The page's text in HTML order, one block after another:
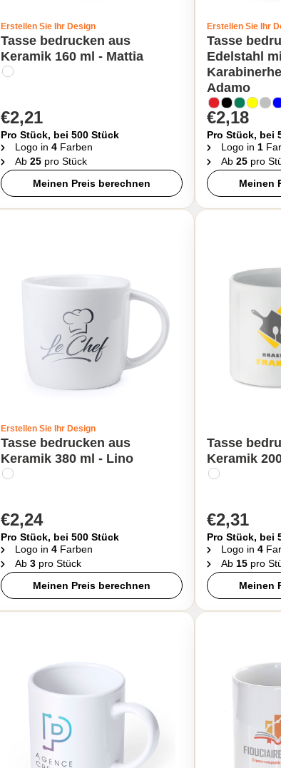
Erstellen Sie Ihr Design
Tasse bedrucken aus
Keramik 160 ml - Mattia
€2,21
Pro Stück, bei 500 Stück
Logo in 4Farben
Ab 25pro Stück
Meinen Preis berechnen
Erstellen Sie Ihr
Tasse
Edelstahl
Adamo
€2,18
Pro Stück, bei
Logo in 1
Ab 25pro
Meinen
Erstellen Sie Ihr Design
Tasse bedrucken aus
Keramik 380 ml - Lino
€2,24
Pro Stück, bei 500 Stück
Logo in 4Farben
Ab 3pro Stück
Meinen Preis berechnen
Tasse
Keramik
€2,31
Pro Stück, bei
Logo in 4
Ab 15pro
Meinen